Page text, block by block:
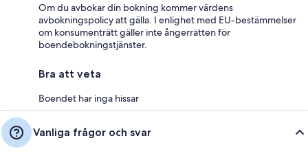
Om du avbokar din bokning kommer värdens
avbokningspolicy att gälla. I enlighet med EU-bestämmelser
om konsumenträtt gäller inte ångerrätten för
boendebokningstjänster.
Bra att veta
Boendet har inga hissar
Vanliga frågor och svar